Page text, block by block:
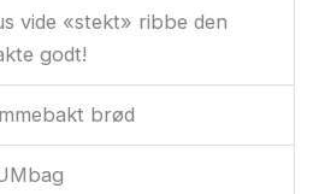
vide «stekt» ribbe den
godt!
brød